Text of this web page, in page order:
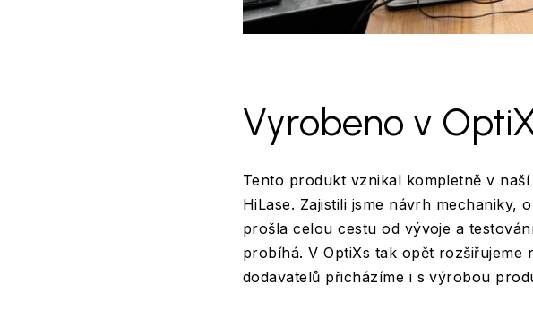
Vyrobeno v
Tento produkt vznikal kompletně v
HiLase. Zajistili jsme návrh
prošla celou cestu od vývoje a
probíhá. V OptiXs tak opět
dodavatelů přicházíme i s výrobou